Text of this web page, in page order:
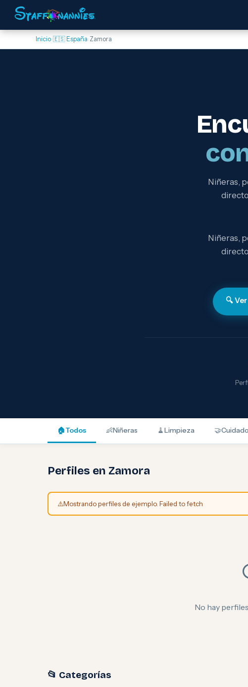
Inicio›🇪🇸 España›Zamora
Niñeras,
Niñeras,
🔍
🏠Todos 👶Niñeras 🧹Limpieza 🤝
Perfiles en Zamora
⚠️Mostrando perfiles de ejemplo. Failed to fetch
No hay
📂 Categorías